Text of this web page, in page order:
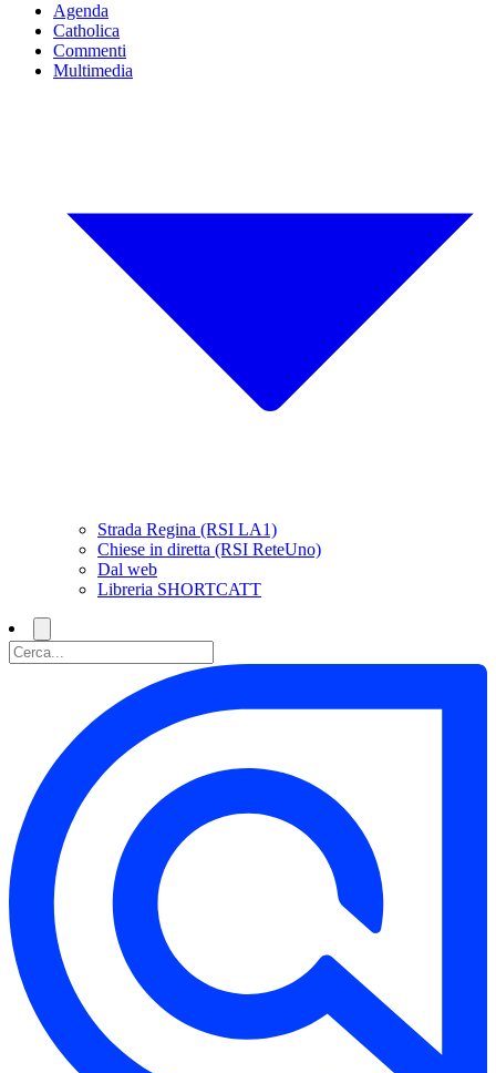
Agenda
Catholica
Commenti
Multimedia
Strada Regina (RSI LA1)
Chiese in diretta (RSI ReteUno)
Dal web
Libreria SHORTCATT